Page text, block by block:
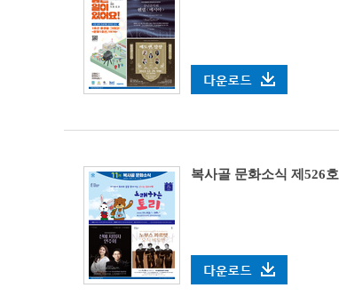
복사골 문화소식 제526